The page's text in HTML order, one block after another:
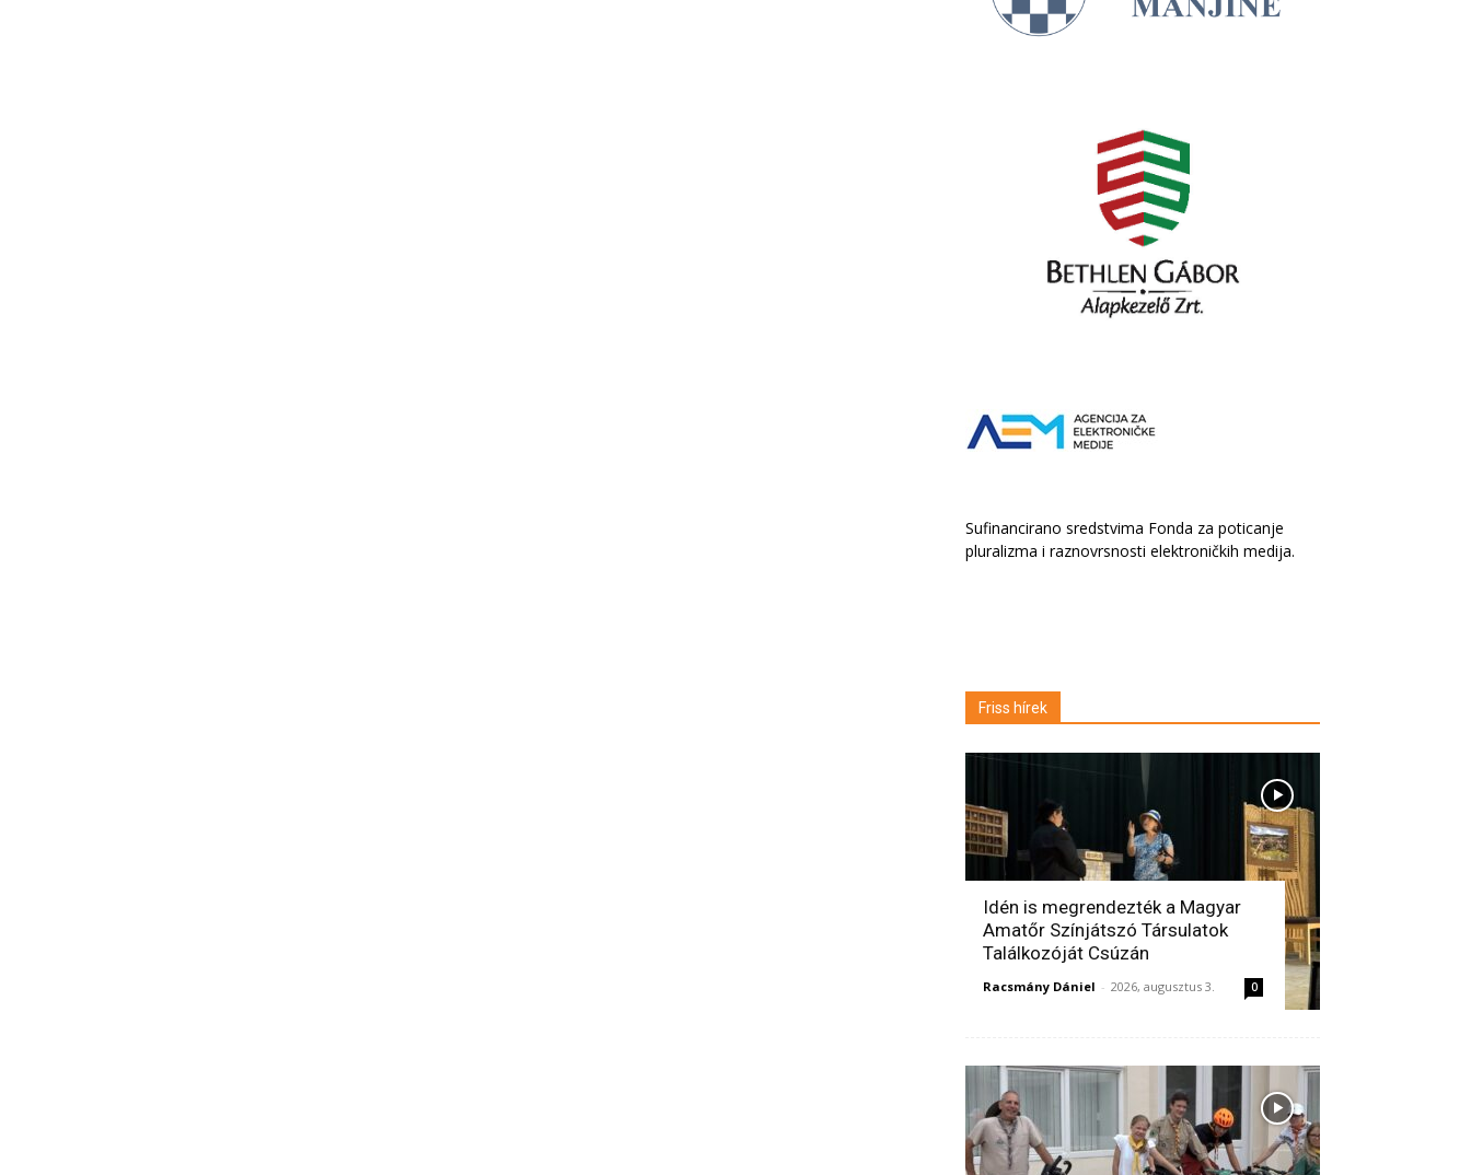
Sufinancirano sredstvima Fonda za poticanje
pluralizma i raznovrsnosti elektroničkih medija.
Friss hírek
Idén is megrendezték a Magyar
Amatőr Színjátszó Társulatok
Találkozóját Csúzán
Racsmány Dániel - 2026, augusztus 3. 0